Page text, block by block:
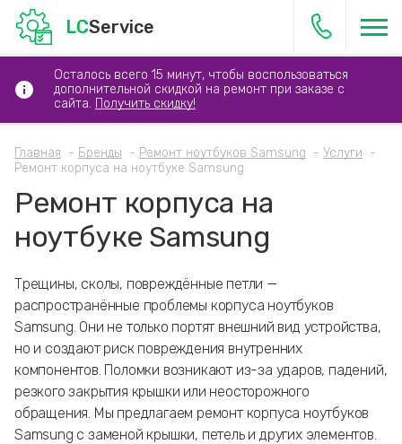
LCService
Осталось всего 15 минут, чтобы воспользоваться
дополнительной скидкой на ремонт при заказе с
сайта. Получить скидку!
Главная Бренды Ремонт ноутбуков Samsung
Услуги
Ремонт корпуса на ноутбуке Samsung
Ремонт корпуса на
ноутбуке Samsung
Трещины, сколы, повреждённые петли —
распространённые проблемы корпуса ноутбуков
Samsung. Они не только портят внешний вид устройства,
но и создают риск повреждения внутренних
компонентов. Поломки возникают из-за ударов, падений,
резкого закрытия крышки или неосторожного
обращения. Мы предлагаем ремонт корпуса ноутбуков
Samsung с заменой крышки, петель и других элементов.